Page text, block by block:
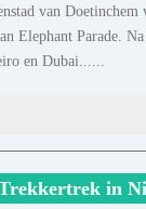
van
Elephant Parade.
en Dubai......
in